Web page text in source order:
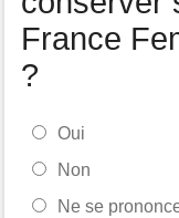
France
?
Oui
Non
Ne se